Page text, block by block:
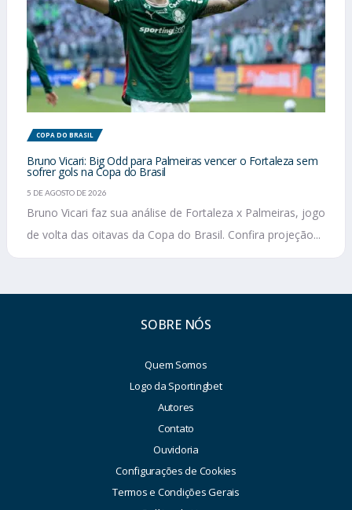
COPA DO BRASIL
Bruno Vicari: Big Odd para Palmeiras vencer o Fortaleza sem
sofrer gols na Copa do Brasil
5 DE AGOSTO DE 2026
Bruno Vicari faz sua análise de Fortaleza x Palmeiras, jogo
de volta das oitavas da Copa do Brasil. Confira projeção...
SOBRE NÓS
Quem Somos
Logo da Sportingbet
Autores
Contato
Ouvidoria
Configurações de Cookies
Termos e Condições Gerais